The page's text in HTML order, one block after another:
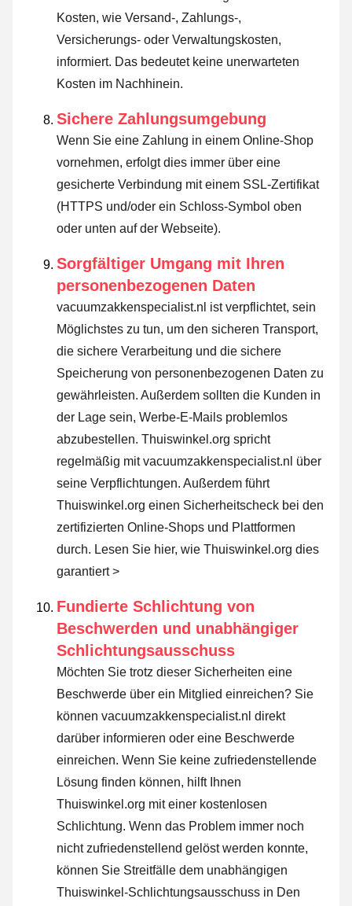
Kosten, wie Versand-, Zahlungs-,
Versicherungs- oder Verwaltungskosten,
informiert. Das bedeutet keine unerwarteten
Kosten im Nachhinein.
Sichere Zahlungsumgebung
Wenn Sie eine Zahlung in einem Online-Shop
vornehmen, erfolgt dies immer über eine
gesicherte Verbindung mit einem SSL-Zertifikat
(HTTPS und/oder ein Schloss-Symbol oben
oder unten auf der Webseite).
Sorgfältiger Umgang mit Ihren
personenbezogenen Daten
vacuumzakkenspecialist.nl ist verpflichtet, sein
Möglichstes zu tun, um den sicheren Transport,
die sichere Verarbeitung und die sichere
Speicherung von personenbezogenen Daten zu
gewährleisten. Außerdem sollten die Kunden in
der Lage sein, Werbe-E-Mails problemlos
abzubestellen. Thuiswinkel.org spricht
regelmäßig mit vacuumzakkenspecialist.nl über
seine Verpflichtungen. Außerdem führt
Thuiswinkel.org einen Sicherheitscheck bei den
zertifizierten Online-Shops und Plattformen
durch. Lesen Sie hier, wie Thuiswinkel.org dies
garantiert >
Fundierte Schlichtung von
Beschwerden und unabhängiger
Schlichtungsausschuss
Möchten Sie trotz dieser Sicherheiten eine
Beschwerde über ein Mitglied einreichen? Sie
können vacuumzakkenspecialist.nl direkt
darüber informieren oder eine Beschwerde
einreichen. Wenn Sie keine zufriedenstellende
Lösung finden können, hilft Ihnen
Thuiswinkel.org mit einer kostenlosen
Schlichtung. Wenn das Problem immer noch
nicht zufriedenstellend gelöst werden konnte,
können Sie Streitfälle dem unabhängigen
Thuiswinkel-Schlichtungsausschuss in Den